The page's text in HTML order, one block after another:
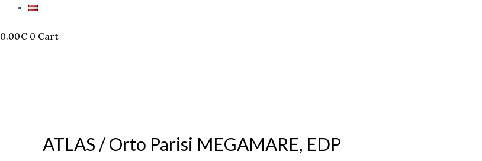
0.00€ 0 Cart
ATLAS / Orto Parisi MEGAMARE, EDP